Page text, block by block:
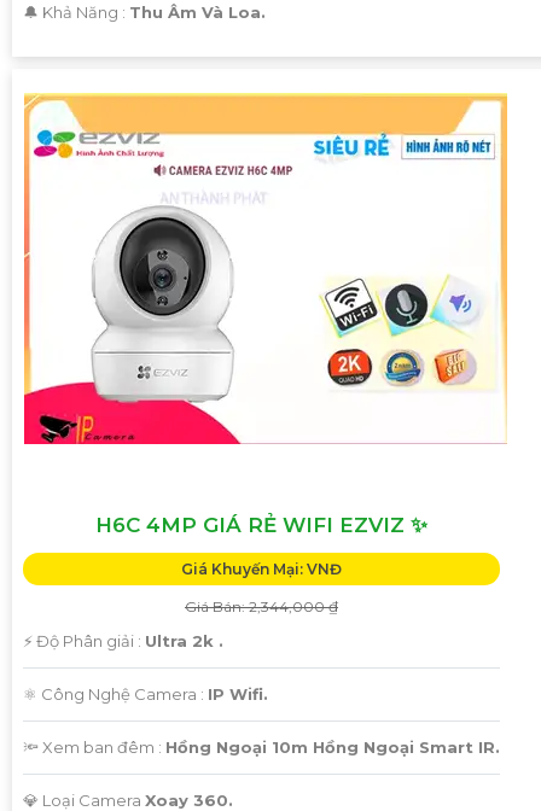
️🔔 Khả Năng : Thu Âm Và Loa.
H6C 4MP GIÁ RẺ WIFI EZVIZ ✨
Giá Khuyến Mại: VNĐ
Giá Bán: 2,344,000 ₫
️⚡ Độ Phân giải : Ultra 2k .
⚛️ Công Nghệ Camera : IP Wifi.
🔦 Xem ban đêm : Hồng Ngoại 10m Hồng Ngoại Smart IR.
💎 Loại Camera Xoay 360.